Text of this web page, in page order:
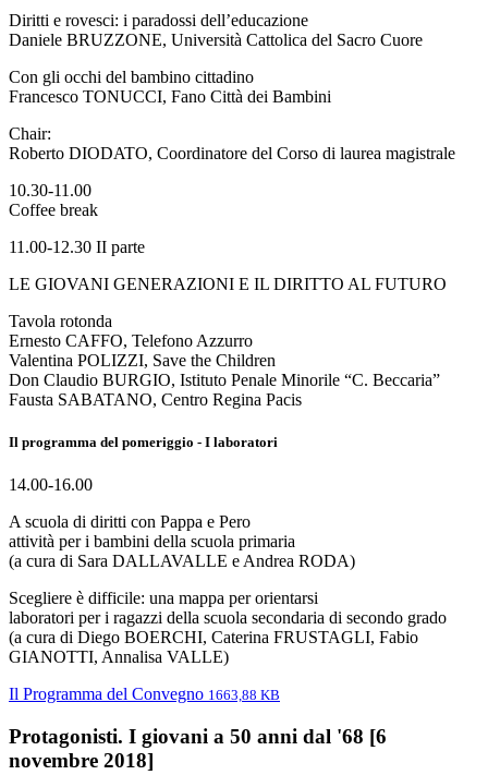
Diritti e rovesci: i paradossi dell’educazione
Daniele BRUZZONE, Università Cattolica del Sacro Cuore
Con gli occhi del bambino cittadino
Francesco TONUCCI, Fano Città dei Bambini
Chair:
Roberto DIODATO, Coordinatore del Corso di laurea magistrale
10.30-11.00
Coffee break
11.00-12.30 II parte
LE GIOVANI GENERAZIONI E IL DIRITTO AL FUTURO
Tavola rotonda
Ernesto CAFFO, Telefono Azzurro
Valentina POLIZZI, Save the Children
Don Claudio BURGIO, Istituto Penale Minorile “C. Beccaria”
Fausta SABATANO, Centro Regina Pacis
Il programma del pomeriggio - I laboratori
14.00-16.00
A scuola di diritti con Pappa e Pero
attività per i bambini della scuola primaria
(a cura di Sara DALLAVALLE e Andrea RODA)
Scegliere è difficile: una mappa per orientarsi
laboratori per i ragazzi della scuola secondaria di secondo grado
(a cura di Diego BOERCHI, Caterina FRUSTAGLI, Fabio
GIANOTTI, Annalisa VALLE)
Il Programma del Convegno 1663,88 KB
Protagonisti. I giovani a 50 anni dal '68 [6
novembre 2018]